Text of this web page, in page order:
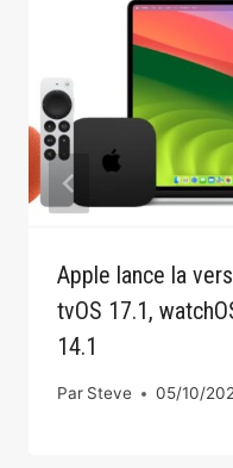
Apple lance la
tvOS 17.1,
14.1
Par Steve 05/10/